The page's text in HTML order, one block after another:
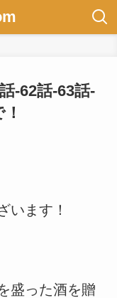
-62話-63話-
います！
盛った酒を贈